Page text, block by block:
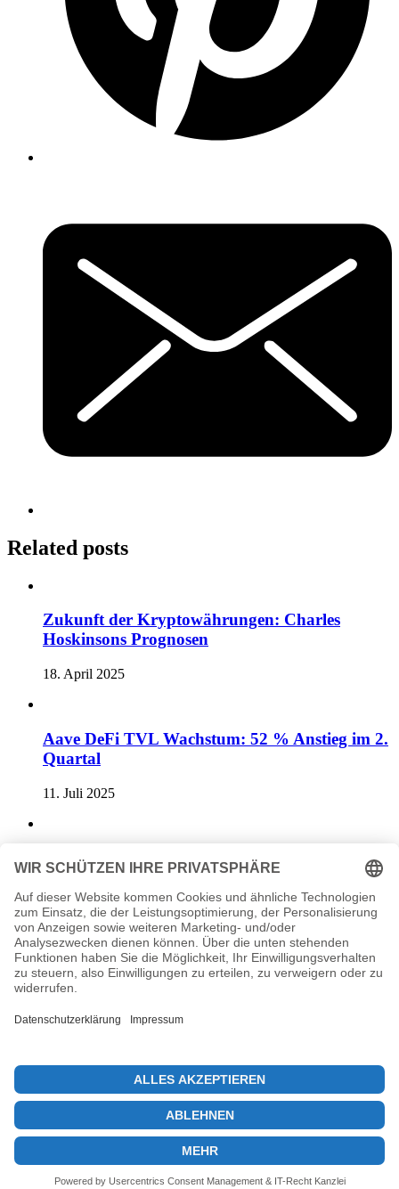
Related posts
Zukunft der Kryptowährungen: Charles
Hoskinsons Prognosen
18. April 2025
Aave DeFi TVL Wachstum: 52 % Anstieg im 2.
Quartal
11. Juli 2025
Bitcoin-Crash: Wie Strategy 8,22 Mrd. USD
Verlust erlitt und was das bedeutet
1. August 2026
Previous post
Bitcoin Preisentwicklung 2025: Wale und institutionelle Käufer
© 2026 KryptoInsights.de
ImpressumDatenschutz